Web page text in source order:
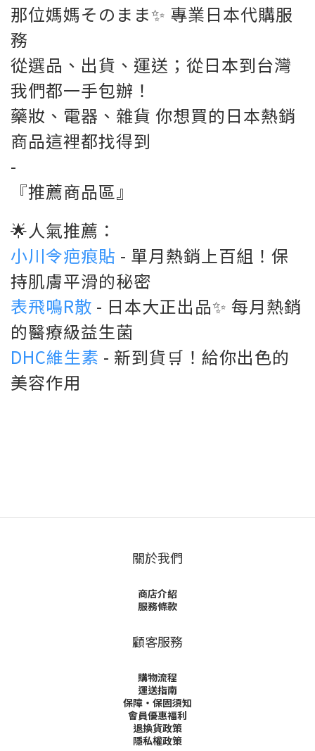
那位媽媽そのまま✨ 專業日本代購服
務
從選品、出貨、運送；從日本到台灣
我們都一手包辦！
藥妝、電器、雜貨 你想買的日本熱銷
商品這裡都找得到
-
『推薦商品區』
🌟人氣推薦：
小川令疤痕貼 - 單月熱銷上百組！保
持肌膚平滑的秘密
表飛鳴R散 - 日本大正出品✨ 每月熱銷
的醫療級益生菌
DHC維生素 - 新到貨🛒！給你出色的
美容作用
關於我們
商店介紹
服務條款
顧客服務
購物流程
運送指南
保障・保固須知
會員優惠福利
退換貨政策
隱私權政策